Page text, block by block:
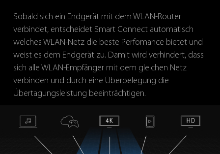
Sobald sich ein Endgerät mit dem WLAN-Router
verbindet, entscheidet Smart Connect automatisch
welches WLAN-Netz die beste Perfomance bietet und
weist es dem Endgerät zu. Damit wird verhindert, dass
sich alle WLAN-Empfänger mit dem gleichen Netz
verbinden und durch eine Überbelegung die
Übertagungsleistung beeinträchtigen.